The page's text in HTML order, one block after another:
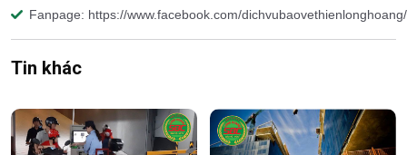
Fanpage: https://www.facebook.com/dichvubaovethienlonghoang/
Tin khác